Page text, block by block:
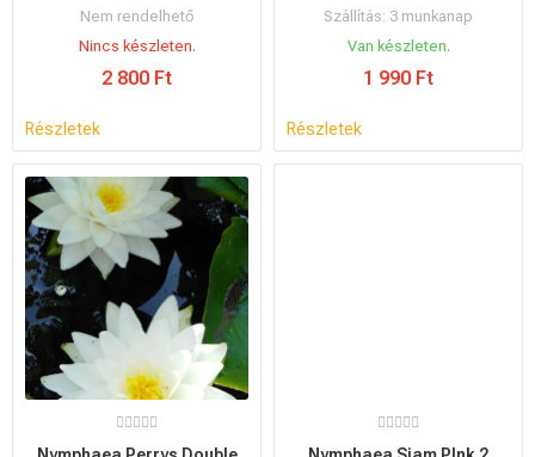
Nem rendelhető
Nincs készleten.
2 800 Ft
Részletek
Szállítás: 3 munkanap
Van készleten.
1 990 Ft
Részletek